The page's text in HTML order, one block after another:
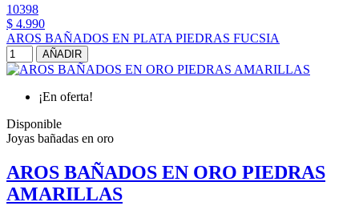
10398
$ 4.990
AROS BAÑADOS EN PLATA PIEDRAS FUCSIA
AÑADIR
¡En oferta!
Disponible
Joyas bañadas en oro
AROS BAÑADOS EN ORO PIEDRAS
AMARILLAS